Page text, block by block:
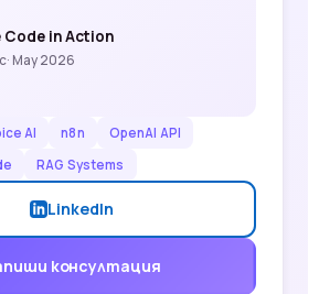
Code in Action
· May 2026
AI n8n
OpenAI API
RAG Systems
LinkedIn
консултация